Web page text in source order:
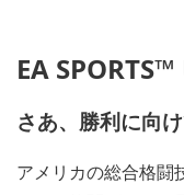
EA SPORTS™
さあ、勝利に向
アメリカの総合格闘